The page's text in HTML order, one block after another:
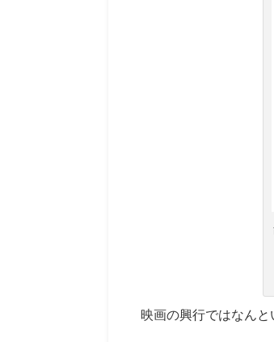
映画の興行ではなん